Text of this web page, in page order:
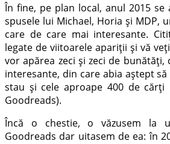
În fine, pe plan local, anul 2015
spusele lui Michael, Horia și MDP,
care de care mai interesante.
legate de viitoarele apariții și vă
vor apărea zeci și zeci de bunătăți,
interesante, din care abia aștept
stau și cele aproape 400 de cărți
Goodreads).
Încă o chestie, o văzusem la
Goodreads dar uitasem de ea: în